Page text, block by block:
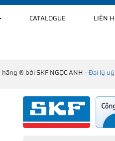
CATALOGUE LIÊN
® bởi SKF NGỌC ANH -Đại lý